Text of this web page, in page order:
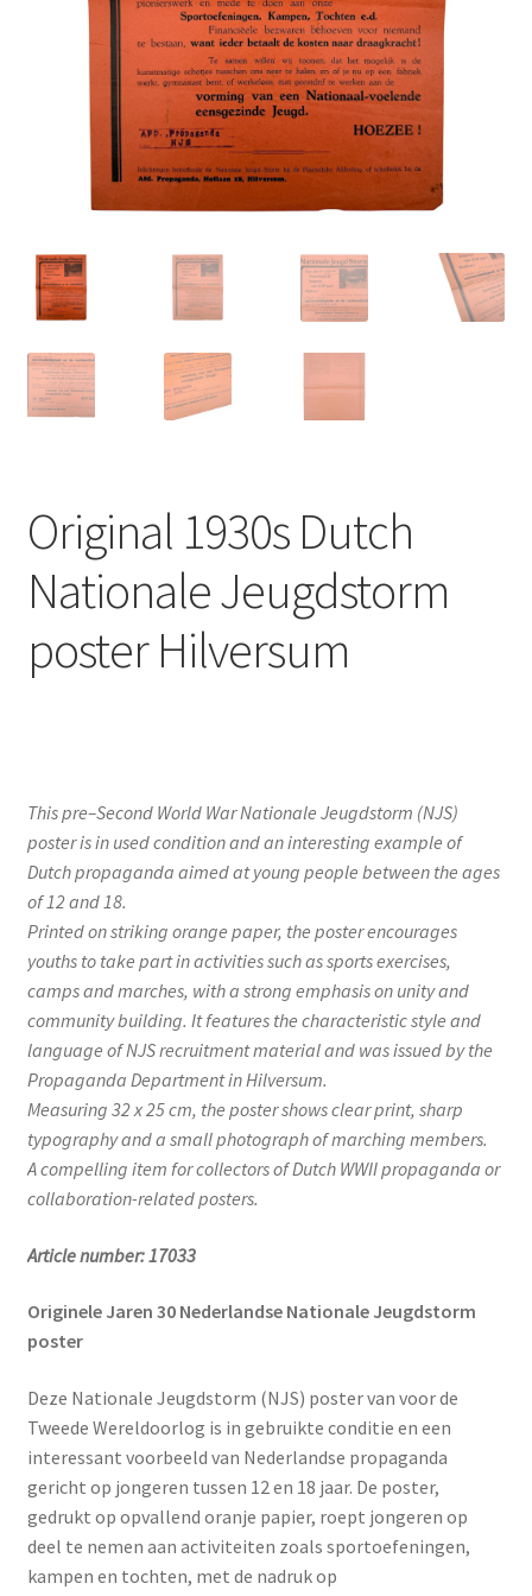
Original 1930s Dutch
Nationale Jeugdstorm
poster Hilversum
This pre–Second World War Nationale Jeugdstorm (NJS)
poster is in used condition and an interesting example of
Dutch propaganda aimed at young people between the ages
of 12 and 18.
Printed on striking orange paper, the poster encourages
youths to take part in activities such as sports exercises,
camps and marches, with a strong emphasis on unity and
community building. It features the characteristic style and
language of NJS recruitment material and was issued by the
Propaganda Department in Hilversum.
Measuring 32 x 25 cm, the poster shows clear print, sharp
typography and a small photograph of marching members.
A compelling item for collectors of Dutch WWII propaganda or
collaboration-related posters.
Article number: 17033
Originele Jaren 30 Nederlandse Nationale Jeugdstorm
poster
Deze Nationale Jeugdstorm (NJS) poster van voor de
Tweede Wereldoorlog is in gebruikte conditie en een
interessant voorbeeld van Nederlandse propaganda
gericht op jongeren tussen 12 en 18 jaar. De poster,
gedrukt op opvallend oranje papier, roept jongeren op
deel te nemen aan activiteiten zoals sportoefeningen,
kampen en tochten, met de nadruk op